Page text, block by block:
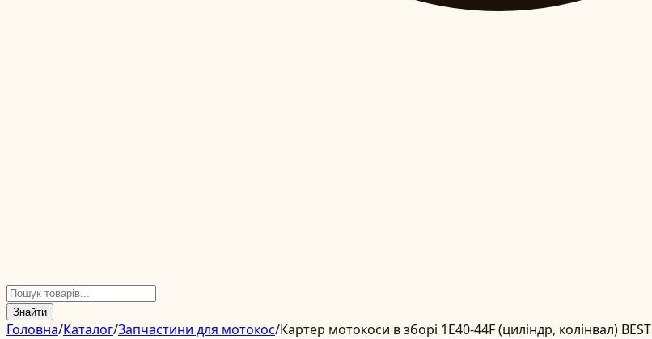
Знайти
Головна/Каталог/Запчастини для мотокос/Картер мотокоси в зборі 1E40-44F (циліндр, колінвал) BEST